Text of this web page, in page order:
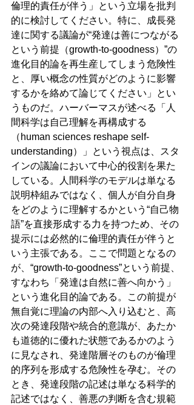
倫理的責任が伴う」という立場を批判
的に検討してください。特に、成長発
達に関する議論が“発達は善につながる
という前提（growth-to-goodness）”の
進化目的論を再生産してしまう危険性
と、厚い概念の性質がどのように影響
するかを絡めて論じてください」とい
うものだ。ハーバーマスが述べる「人
間科学は自己理解を再構成する
（human sciences reshape self-
understanding）」という視点は、スタ
インの議論において中心的役割を果た
している。人間科学のモデルは単なる
説明枠組みではなく、個人が自分自身
をどのように理解するかという“自己物
語”を直接形成する力を持つため、その
提示には必然的に倫理的責任が伴うと
いう主張である。ここで問題となるの
が、“growth-to-goodness”という前提、
すなわち「発達は自然に善へ向かう」
という進化目的論である。この前提が
無自覚に理論の内部へ入り込むと、高
次の発達段階や統合的意識が、あたか
も道徳的に優れた状態であるかのよう
に見なされ、発達階層そのものが倫理
的序列を形成する危険性を孕む。その
とき、発達段階の記述は単なる科学的
記述ではなく、善悪の判断を含む規範